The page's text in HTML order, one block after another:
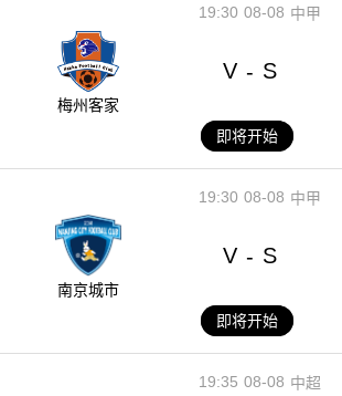
08-08
19:30 中甲
梅州客家
V - S
即将开始
08-08
19:30 中甲
南京城市
V - S
即将开始
08-08
19:35 中超